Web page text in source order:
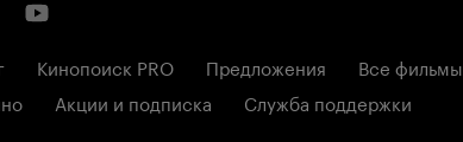
Кинопоиск PRO Предложения Все фильмы
Акции и подписка Служба поддержки